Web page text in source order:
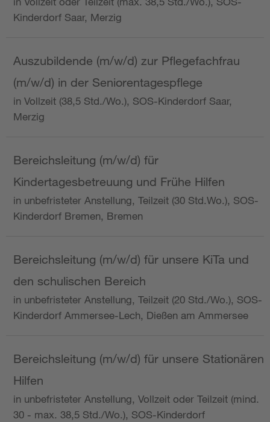
Kinderdorf Saar, Merzig
Auszubildende (m/w/d) zur Pflegefachfrau
(m/w/d) in der Seniorentagespflege
in Vollzeit (38,5 Std./Wo.), SOS-Kinderdorf Saar,
Merzig
Bereichsleitung (m/w/d) für
Kindertagesbetreuung und Frühe Hilfen
in unbefristeter Anstellung, Teilzeit (30 Std.Wo.), SOS-
Kinderdorf Bremen, Bremen
Bereichsleitung (m/w/d) für unsere KiTa und
den schulischen Bereich
in unbefristeter Anstellung, Teilzeit (20 Std./Wo.), SOS-
Kinderdorf Ammersee-Lech, Dießen am Ammersee
Bereichsleitung (m/w/d) für unsere Stationären
Hilfen
in unbefristeter Anstellung, Vollzeit oder Teilzeit (mind.
30 - max. 38,5 Std./Wo.), SOS-Kinderdorf